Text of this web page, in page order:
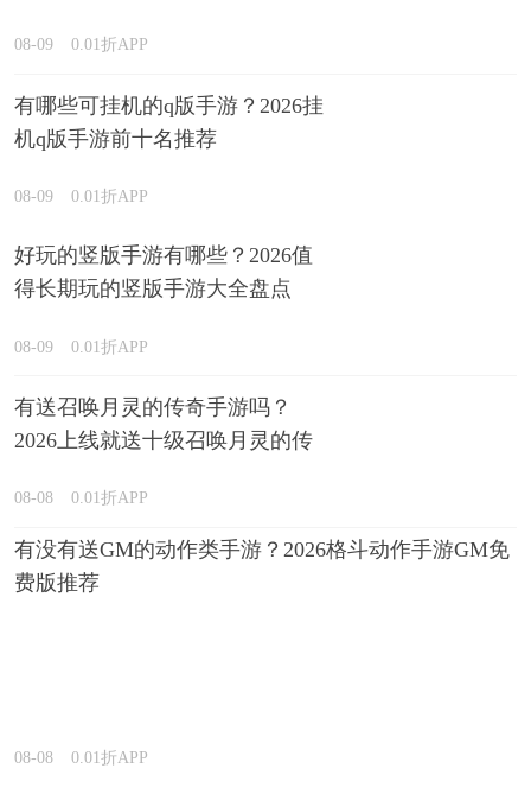
08-09 0.01折APP
有哪些可挂机的q版手游？2026挂
机q版手游前十名推荐
08-09 0.01折APP
好玩的竖版手游有哪些？2026值
得长期玩的竖版手游大全盘点
08-09 0.01折APP
有送召唤月灵的传奇手游吗？
2026上线就送十级召唤月灵的传
08-08 0.01折APP
有没有送GM的动作类手游？2026格斗动作手游GM免
费版推荐
08-08 0.01折APP